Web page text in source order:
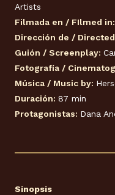
Artists
Filmada en / FIlmed in:
Dirección de /
Guión / Screenplay:
Fotografía /
Música / Music by:
Duración: 87 min
Protagonistas: Dana
Sinopsis